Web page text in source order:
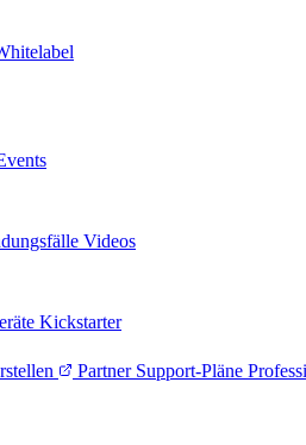
Videos
Kickstarter
Partner Support-Pläne